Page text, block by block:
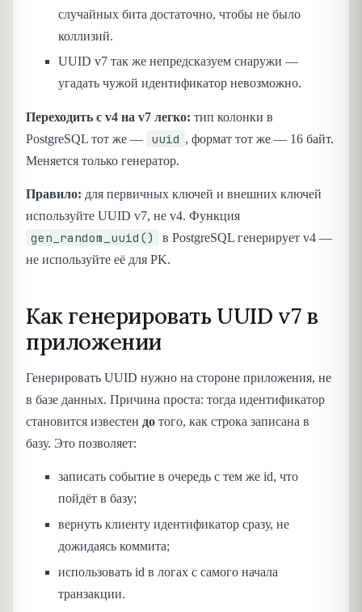
случайных бита достаточно, чтобы не было
коллизий.
UUID v7 так же непредсказуем снаружи —
угадать чужой идентификатор невозможно.
Переходить с v4 на v7 легко: тип колонки в
PostgreSQL тот же —
uuid , формат тот же — 16 байт.
Меняется только генератор.
Правило: для первичных ключей и внешних ключей
используйте UUID v7, не v4. Функция
gen_random_uuid()
в PostgreSQL генерирует v4 —
не используйте её для PK.
Как генерировать UUID v7 в
приложении
Генерировать UUID нужно на стороне приложения, не
в базе данных. Причина проста: тогда идентификатор
становится известен до того, как строка записана в
базу. Это позволяет:
записать событие в очередь с тем же id, что
пойдёт в базу;
вернуть клиенту идентификатор сразу, не
дожидаясь коммита;
использовать id в логах с самого начала
транзакции.